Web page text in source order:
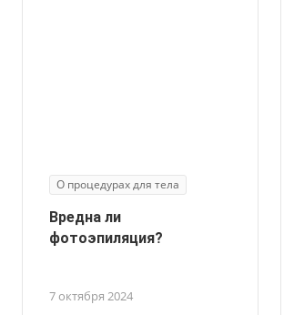
О процедурах для тела
7 октября 2024
Вредна ли
фотоэпиляция?